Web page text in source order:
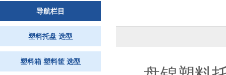
导航栏目
塑料托盘 选型
塑料箱 塑料筐 选型